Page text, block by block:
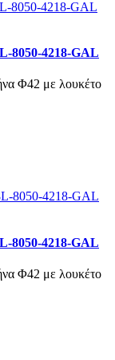
8050-4218-GAL
Φ42 με λουκέτο
8050-4218-GAL
Φ42 με λουκέτο